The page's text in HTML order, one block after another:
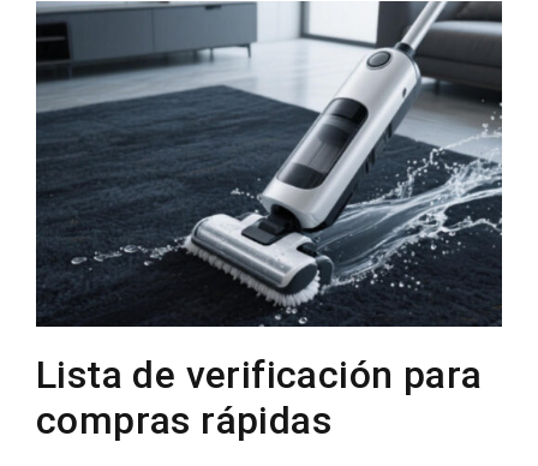
Lista de verificación para
compras rápidas